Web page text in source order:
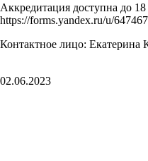
Аккредитация доступна до
https://forms.yandex.ru/u/
Контактное лицо: Екатерина
02.06.2023